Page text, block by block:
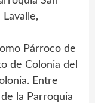
Párroco de
de Colonia del
Entre
la Parroquia